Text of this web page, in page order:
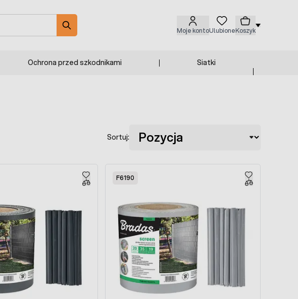
Moje kontoUlubioneKoszyk
Ochrona przed szkodnikami Siatki
Sortuj:
F6190